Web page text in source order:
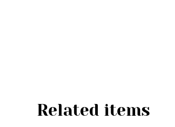
Related items